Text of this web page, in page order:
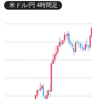
米ドル/円 4時間足